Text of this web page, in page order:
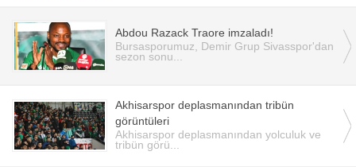
Abdou Razack Traore imzaladı!
Bursasporumuz, Demir Grup Sivasspor'dan
sezon sonu...
Akhisarspor deplasmanından tribün
görüntüleri
Akhisarspor deplasmanından yolculuk ve
tribün görü...